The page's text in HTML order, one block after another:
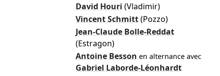
David Houri (Vladimir)
Vincent Schmitt (Pozzo)
Jean-Claude Bolle-Reddat
(Estragon)
Antoine Besson en alternance avec
Gabriel Laborde-Léonhardt